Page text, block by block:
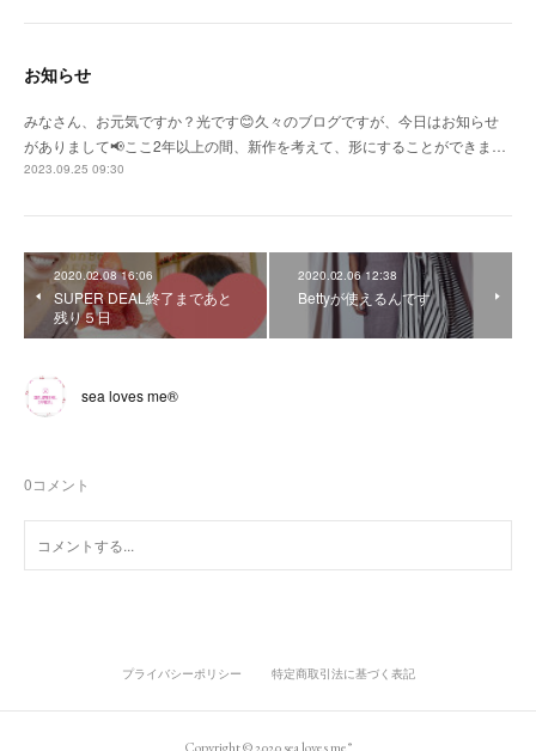
お知らせ
みなさん、お元気ですか？光です😊久々のブログですが、今日はお知らせ
がありまして📢ここ2年以上の間、新作を考えて、形にすることができま…
2023.09.25 09:30
2020.02.08 16:06
SUPER DEAL終了まであと
残り５日
2020.02.06 12:38
Bettyが使えるんです
sea loves me®︎
0コメント
プライバシーポリシー 特定商取引法に基づく表記